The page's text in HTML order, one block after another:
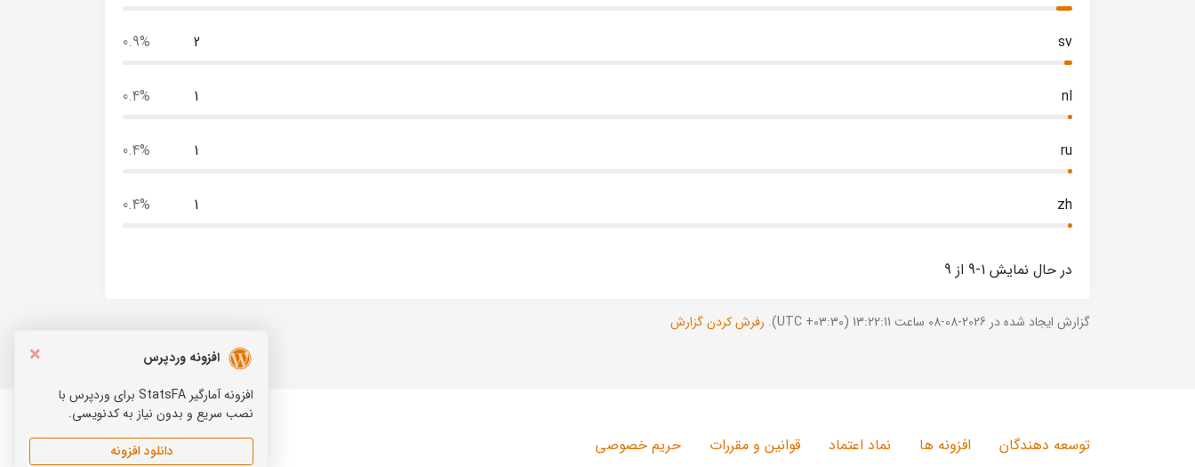
sv
2
0.9%
nl
1
0.4%
ru
1
0.4%
zh
1
0.4%
در حال نمایش 1-9 از 9
گزارش ایجاد شده در 2026-08-08 ساعت 13:22:11 (UTC +03:30). رفرش کردن گزارش
×
افزونه وردپرس
افزونه آمارگیر StatsFA برای وردپرس با
نصب سریع و بدون نیاز به کدنویسی.
دانلود افزونه
توسعه دهندگان افزونه ها نماد اعتماد قوانین و مقررات حریم خصوصی Instagram
Telegram